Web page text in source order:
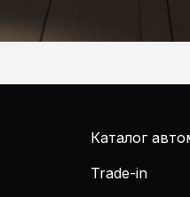
Каталог
Trade-in